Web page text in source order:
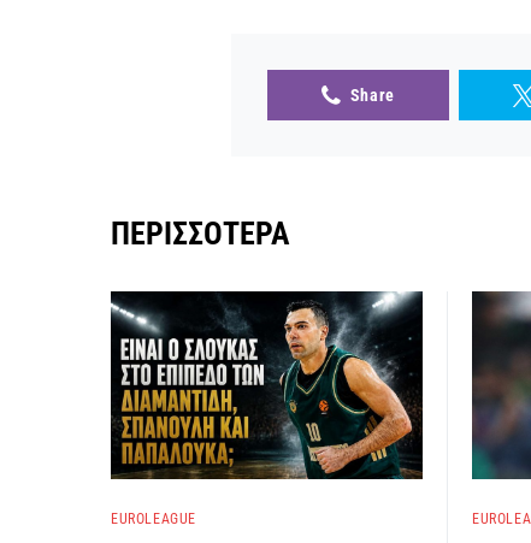
Share
ΠΕΡΙΣΣΌΤΕΡΑ
EUROLEAGUE